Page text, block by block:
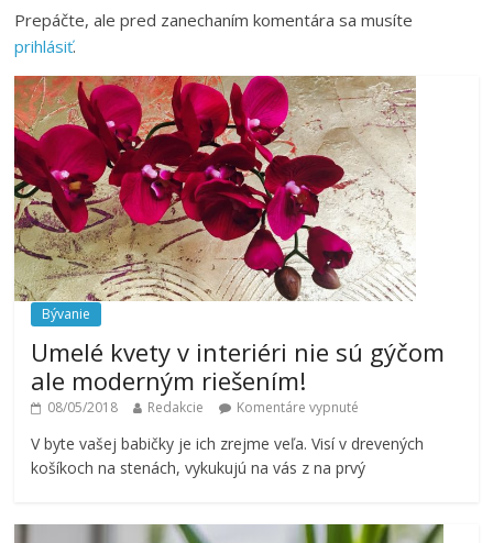
Prepáčte, ale pred zanechaním komentára sa musíte
prihlásiť.
Bývanie
Umelé kvety v interiéri nie sú gýčom
ale moderným riešením!
08/05/2018 Redakcie Komentáre vypnuté
V byte vašej babičky je ich zrejme veľa. Visí v drevených
košíkoch na stenách, vykukujú na vás z na prvý